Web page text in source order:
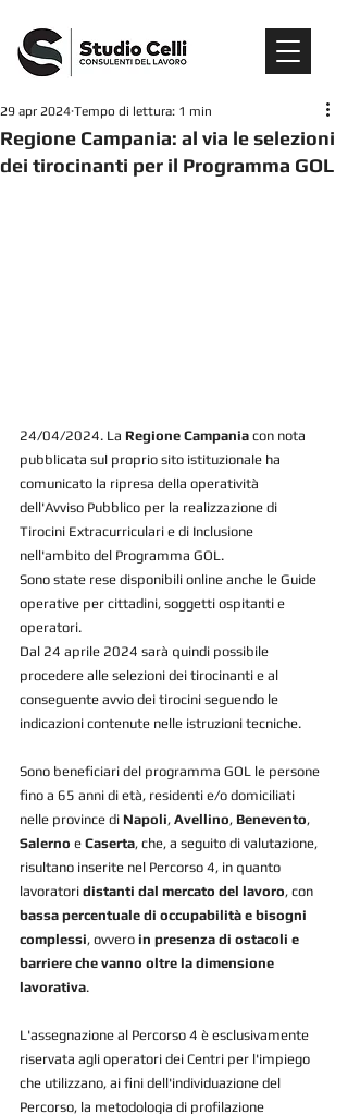
Regione Campania: al via le selezioni
dei tirocinanti per il Programma GOL
29 apr 2024 Tempo di lettura: 1 min
24/04/2024. La Regione Campania con nota
pubblicata sul proprio sito istituzionale ha
comunicato la ripresa della operatività
dell'Avviso Pubblico per la realizzazione di
Tirocini Extracurriculari e di Inclusione
nell'ambito del Programma GOL.
Sono state rese disponibili online anche le Guide
operative per cittadini, soggetti ospitanti e
operatori.
Dal 24 aprile 2024 sarà quindi possibile
procedere alle selezioni dei tirocinanti e al
conseguente avvio dei tirocini seguendo le
indicazioni contenute nelle istruzioni tecniche.
Sono beneficiari del programma GOL le persone
fino a 65 anni di età, residenti e/o domiciliati
nelle province di Napoli, Avellino, Benevento,
Salerno e Caserta, che, a seguito di valutazione,
risultano inserite nel Percorso 4, in quanto
lavoratori distanti dal mercato del lavoro, con
bassa percentuale di occupabilità e bisogni
complessi, ovvero in presenza di ostacoli e
barriere che vanno oltre la dimensione
lavorativa.
L'assegnazione al Percorso 4 è esclusivamente
riservata agli operatori dei Centri per l'impiego
che utilizzano, ai fini dell'individuazione del
Percorso, la metodologia di profilazione